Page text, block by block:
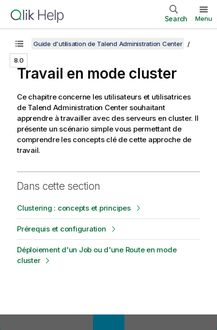
Search Menu
8.0
Guide d'utilisation de Talend Administration Center
Travail en mode cluster
Ce chapitre concerne les utilisateurs et utilisatrices
de Talend Administration Centersouhaitant
apprendre à travailler avec des serveurs en cluster. Il
présente un scénario simple vous permettant de
comprendre les concepts clé de cette approche de
travail.
Dans cette section
Clustering : concepts et principes
Prérequis et configuration
Déploiement d'un Job ou d'une Route en mode
cluster